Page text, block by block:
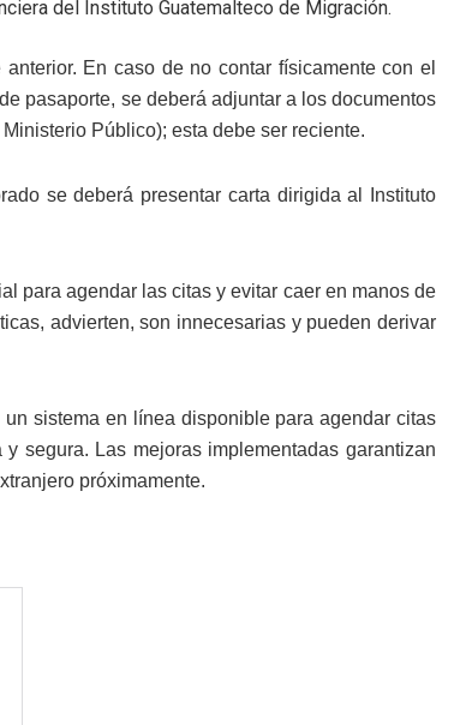
del Instituto Guatemalteco de Migración.
En caso de no contar físicamente con el
pasaporte, se deberá adjuntar a los documentos
Público); esta debe ser reciente.
se deberá presentar carta dirigida al Instituto
para agendar las citas y evitar caer en manos de
advierten, son innecesarias y pueden derivar
sistema en línea disponible para agendar citas
segura. Las mejoras implementadas garantizan
próximamente.